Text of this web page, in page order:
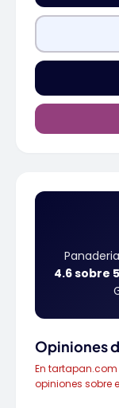
4.6 sobre 5
Opiniones
En
opiniones sobre